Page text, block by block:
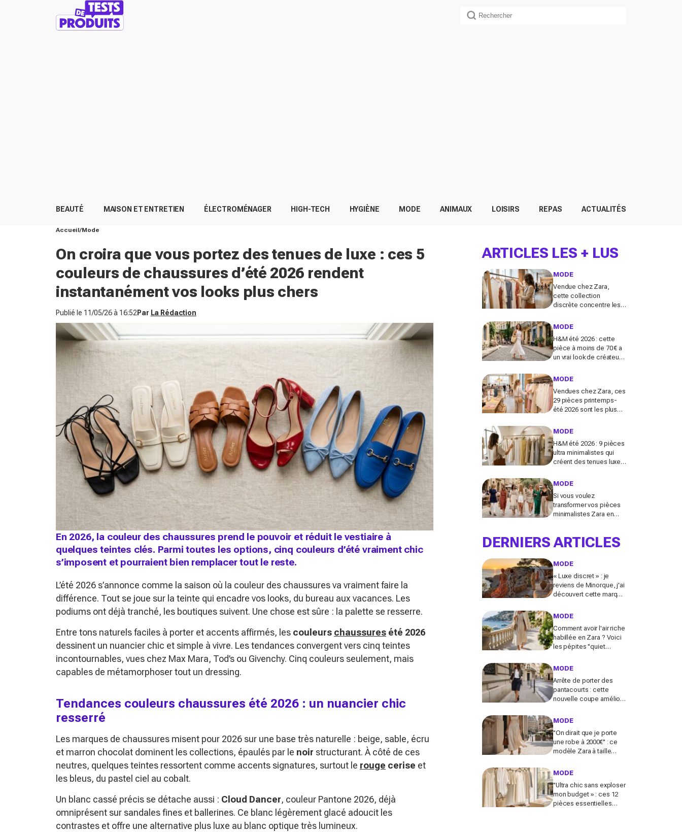
BEAUTÉ MAISON ET ENTRETIEN ÉLECTROMÉNAGER HIGH-TECH HYGIÈNE MODE ANIMAUX LOISIRS REPAS ACTUALITÉS
Accueil Mode
On croira que vous portez des tenues de luxe : ces 5
couleurs de chaussures d’été 2026 rendent
instantanément vos looks plus chers
Publié le 11/05/26 à 16:52 Par La Rédaction
En 2026, la couleur des chaussures prend le pouvoir et réduit le vestiaire à
quelques teintes clés. Parmi toutes les options, cinq couleurs d’été vraiment chic
s’imposent et pourraient bien remplacer tout le reste.
L’été 2026 s’annonce comme la saison où la couleur des chaussures va vraiment faire la
différence. Tout se joue sur la teinte qui encadre vos looks, du bureau aux vacances. Les
podiums ont déjà tranché, les boutiques suivent. Une chose est sûre : la palette se resserre.
Entre tons naturels faciles à porter et accents affirmés, les couleurs chaussures été 2026
dessinent un nuancier chic et simple à vivre. Les tendances convergent vers cinq teintes
incontournables, vues chez Max Mara, Tod’s ou Givenchy. Cinq couleurs seulement, mais
capables de métamorphoser tout un dressing.
Tendances couleurs chaussures été 2026 : un nuancier chic
resserré
Les marques de chaussures misent pour 2026 sur une base très naturelle : beige, sable, écru
et marron chocolat dominent les collections, épaulés par le noir structurant. À côté de ces
neutres, quelques teintes ressortent comme accents signatures, surtout le rouge cerise et
les bleus, du pastel ciel au cobalt.
Un blanc cassé précis se détache aussi : Cloud Dancer, couleur Pantone 2026, déjà
omniprésent sur sandales fines et ballerines. Ce blanc légèrement glacé adoucit les
contrastes et offre une alternative plus luxe au blanc optique très lumineux.
ARTICLES LES + LUS
MODE
Vendue chez Zara,
cette collection
discrète concentre les
voici les astuces pour la
monde
MODE
H&M été 2026 : cette
pièce à moins de 70 € a
un vrai look de créateur
minutes chrono
MODE
Vendues chez Zara, ces
29 pièces printemps-
été 2026 sont les plus
de luxe parfaits
MODE
H&M été 2026 : 9 pièces
ultra minimalistes qui
créent des tenues luxe à
Pinterest magnifiques
MODE
Si vous voulez
transformer vos pièces
minimalistes Zara en
printemps 2026
DERNIERS ARTICLES
MODE
« Luxe discret » : je
reviens de Minorque, j'ai
découvert cette marque
pour un été
splendide
MODE
Comment avoir l'air riche
habillée en Zara ? Voici
les pépites "quiet
French Riviera
MODE
Arrête de porter des
pantacourts : cette
nouvelle coupe améliore
mocassins pour des
MODE
"On dirait que je porte
une robe à 2000€" : ce
modèle Zara à taille
fans de luxe
MODE
"Ultra chic sans exploser
mon budget » : ces 12
pièces essentielles